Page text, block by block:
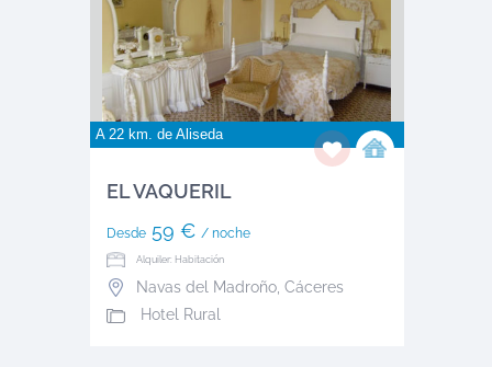
A 22 km. de Aliseda
EL VAQUERIL
Desde59 € / noche
Alquiler: Habitación
Navas del Madroño, Cáceres
Hotel Rural